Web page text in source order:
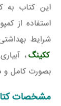
این کتاب به
استفاده از
شرایط
ککینگ،
بصورت کامل و
مشخصات